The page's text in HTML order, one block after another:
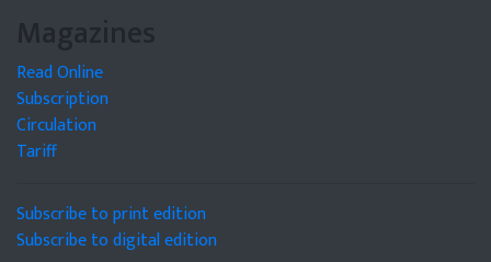
Magazines
Read Online
Subscription
Circulation
Tariff
Subscribe to print edition
Subscribe to digital edition